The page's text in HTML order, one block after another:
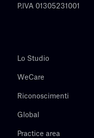
P.IVA 01305231001
Lo Studio
WeCare
Riconoscimenti
Global
Practice area